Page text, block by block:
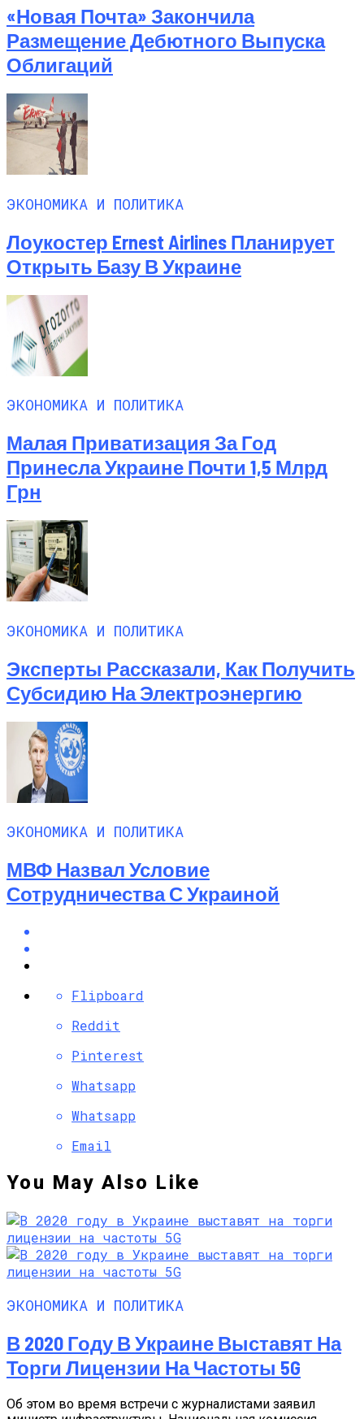
«Новая Почта» Закончила
Размещение Дебютного Выпуска
Облигаций
ЭКОНОМИКА И ПОЛИТИКА
Лоукостер Ernest Airlines Планирует
Открыть Базу В Украине
ЭКОНОМИКА И ПОЛИТИКА
Малая Приватизация За Год
Принесла Украине Почти 1,5 Млрд
Грн
ЭКОНОМИКА И ПОЛИТИКА
Эксперты Рассказали, Как Получить
Субсидию На Электроэнергию
ЭКОНОМИКА И ПОЛИТИКА
МВФ Назвал Условие
Сотрудничества С Украиной
Flipboard
Reddit
Pinterest
Whatsapp
Whatsapp
Email
You May Also Like
ЭКОНОМИКА И ПОЛИТИКА
В 2020 Году В Украине Выставят На
Торги Лицензии На Частоты 5G
Об этом во время встречи с журналистами заявил